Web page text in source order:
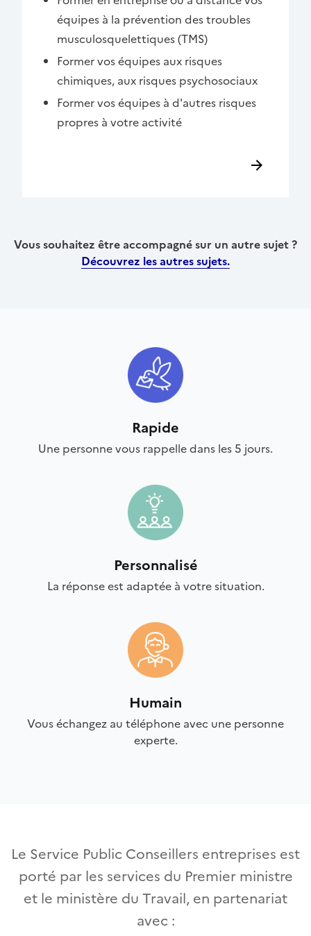
équipes à la prévention des troubles
musculosquelettiques (TMS)
Former vos équipes aux risques
chimiques, aux risques psychosociaux
Former vos équipes à d'autres risques
propres à votre activité
Vous souhaitez être accompagné sur un autre sujet ?
Découvrez les autres sujets.
Rapide
Une personne vous rappelle dans les 5 jours.
Personnalisé
La réponse est adaptée à votre situation.
Humain
Vous échangez au téléphone avec une personne
experte.
Le Service Public Conseillers entreprises est
porté par les services du Premier ministre
et le ministère du Travail, en partenariat
avec :